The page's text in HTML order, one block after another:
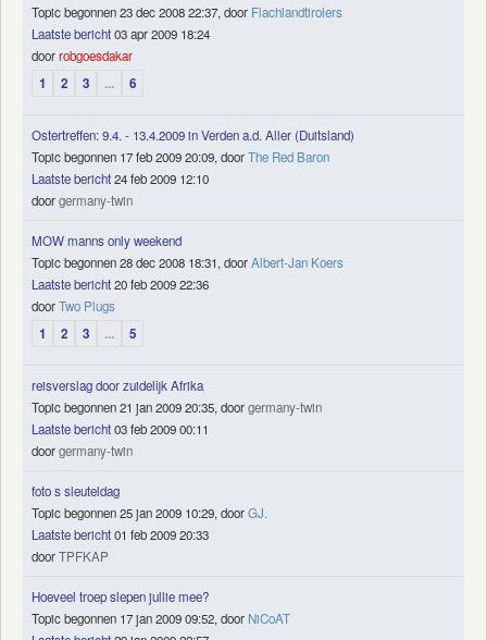
Topic begonnen 23 dec 2008 22:37, door Flachlandtirolers
Laatste bericht03 apr 2009 18:24
doorrobgoesdakar
1 2 3 ... 6
Ostertreffen: 9.4. - 13.4.2009 in Verden a.d. Aller (Duitsland)
Topic begonnen 17 feb 2009 20:09, doorThe Red Baron
Laatste bericht24 feb 2009 12:10
doorgermany-twin
MOW manns only weekend
Topic begonnen 28 dec 2008 18:31, doorAlbert-Jan Koers
Laatste bericht20 feb 2009 22:36
doorTwo Plugs
1 2 3 ... 5
reisverslag door zuidelijk Afrika
Topic begonnen 21 jan 2009 20:35, doorgermany-twin
Laatste bericht03 feb 2009 00:11
doorgermany-twin
foto s sleuteldag
Topic begonnen 25 jan 2009 10:29, doorGJ.
Laatste bericht01 feb 2009 20:33
doorTPFKAP
Hoeveel troep slepen jullie mee?
Topic begonnen 17 jan 2009 09:52, door NiCoAT